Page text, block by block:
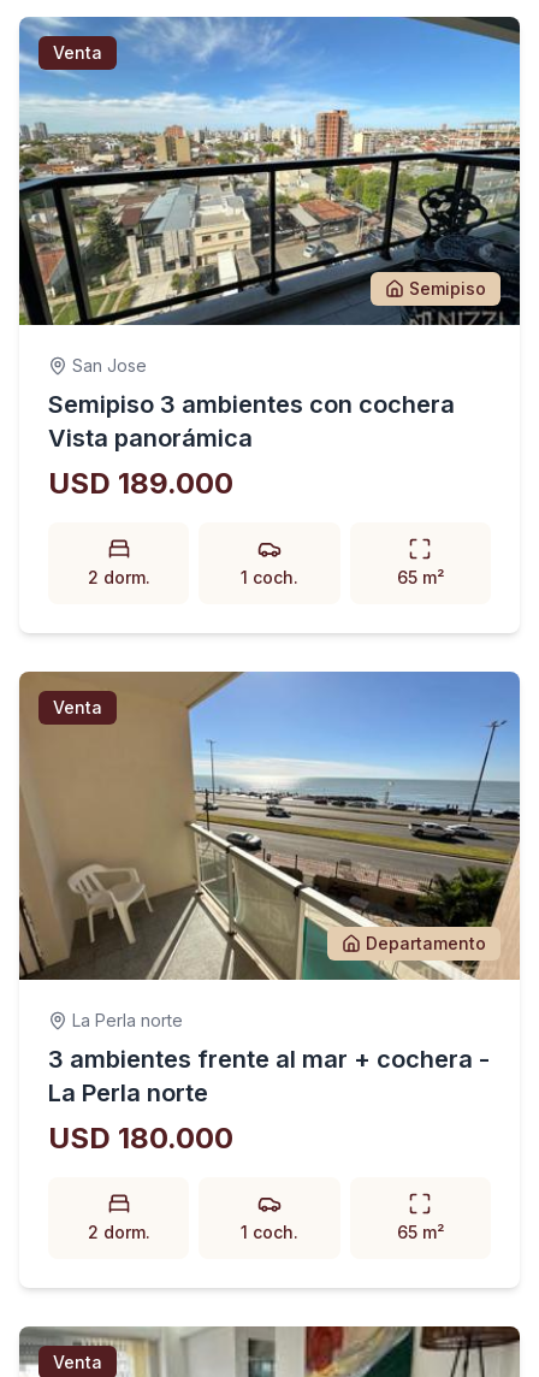
Venta
Semipiso
San Jose
Semipiso 3 ambientes con cochera
Vista panorámica
USD 189.000
2 dorm. 1 coch. 65 m²
Venta
Departamento
La Perla norte
3 ambientes frente al mar + cochera -
La Perla norte
USD 180.000
2 dorm. 1 coch. 65 m²
Venta